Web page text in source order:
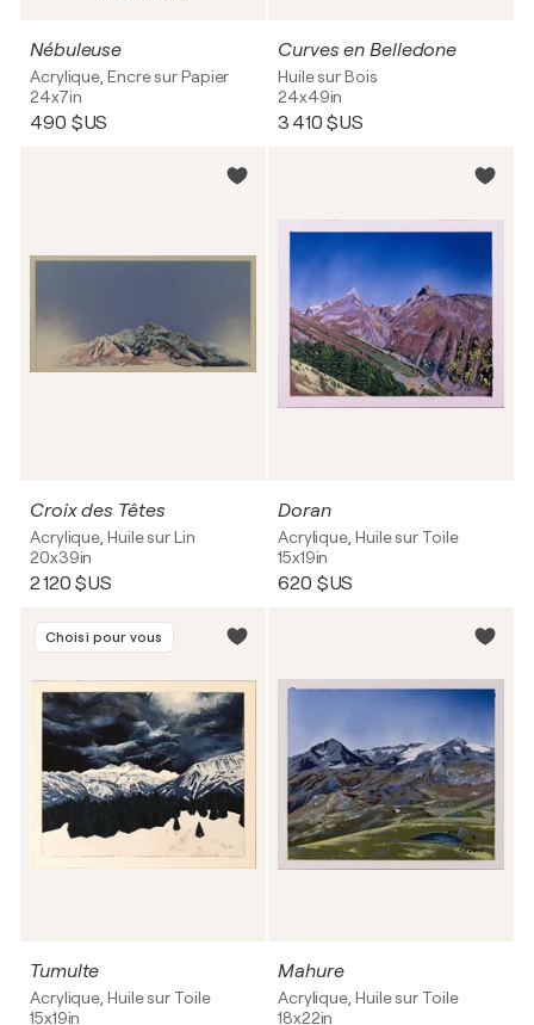
Nébuleuse
Acrylique, Encre sur Papier
24x7in
490 $US
Curves en Belledone
Huile sur Bois
24x49in
3 410 $US
Croix des Têtes
Acrylique, Huile sur Lin
20x39in
2 120 $US
Doran
Acrylique, Huile sur Toile
15x19in
620 $US
Choisi pour vous
Tumulte
Acrylique, Huile sur Toile
15x19in
Mahure
Acrylique, Huile sur Toile
18x22in